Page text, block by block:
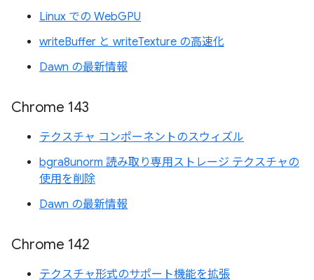
Linux での WebGPU
writeBuffer と writeTexture の高速化
Dawn の最新情報
Chrome 143
テクスチャ コンポーネントのスウィズル
bgra8unorm 読み取り専用ストレージ テクスチャの
使用を削除
Dawn の最新情報
Chrome 142
テクスチャ形式のサポート機能を拡張